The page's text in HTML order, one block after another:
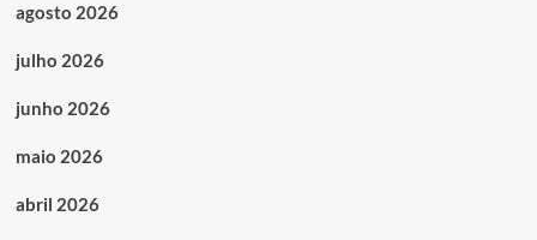
agosto 2026
julho 2026
junho 2026
maio 2026
abril 2026